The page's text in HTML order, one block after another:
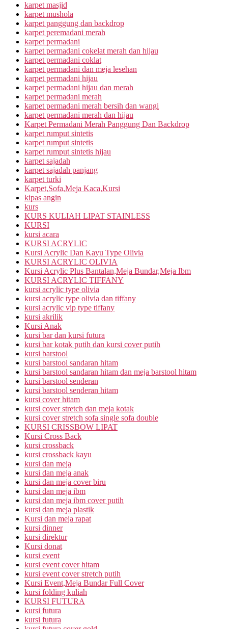
karpet masjid
karpet mushola
karpet panggung dan backdrop
karpet peremadani merah
karpet permadani
karpet permadani cokelat merah dan hijau
karpet permadani coklat
karpet permadani dan meja lesehan
karpet permadani hijau
karpet permadani hijau dan merah
karpet permadani merah
karpet permadani merah bersih dan wangi
karpet permadani merah dan hijau
Karpet Permadani Merah Panggung Dan Backdrop
karpet rumput sintetis
karpet rumput sintetis
karpet rumput sintetis hijau
karpet sajadah
karpet sajadah panjang
karpet turki
Karpet,Sofa,Meja Kaca,Kursi
kipas angin
kurs
KURS KULIAH LIPAT STAINLESS
KURSI
kursi acara
KURSI ACRYLIC
Kursi Acrylic Dan Kayu Type Olivia
KURSI ACRYLIC OLIVIA
Kursi Acrylic Plus Bantalan,Meja Bundar,Meja Ibm
KURSI ACRYLIC TIFFANY
kursi acrylic type olivia
kursi acrylic type olivia dan tiffany
kursi acrylic vip type tiffany
kursi akrilik
Kursi Anak
kursi bar dan kursi futura
kursi bar kotak putih dan kursi cover putih
kursi barstool
kursi barstool sandaran hitam
kursi barstool sandaran hitam dan meja barstool hitam
kursi barstool senderan
kursi barstool senderan hitam
kursi cover hitam
kursi cover stretch dan meja kotak
kursi cover stretch sofa single sofa double
KURSI CRISSBOW LIPAT
Kursi Cross Back
kursi crossback
kursi crossback kayu
kursi dan meja
kursi dan meja anak
kursi dan meja cover biru
kursi dan meja ibm
kursi dan meja ibm cover putih
kursi dan meja plastik
Kursi dan meja rapat
kursi dinner
kursi direktur
Kursi donat
kursi event
kursi event cover hitam
kursi event cover stretch putih
Kursi Event,Meja Bundar Full Cover
kursi folding kuliah
KURSI FUTURA
kursi futura
kursi futura